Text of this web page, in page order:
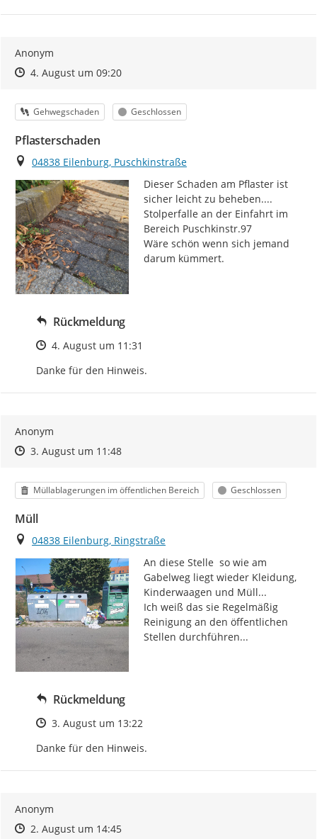
Anonym
Zeitpunkt des Erstellens
Zeitpunkt des Erstellens
4. August um 09:20Zur Äußerung
Kategorie
Gehwegschaden Status
Geschlossen
Pflasterschaden
Ort
04838 Eilenburg, Puschkinstraße
Dieser Schaden am Pflaster ist
sicher leicht zu beheben....
Stolperfalle an der Einfahrt im
Bereich Puschkinstr.97
Wäre schön wenn sich jemand
darum kümmert.
Rückmeldung
Zeitpunkt des Erstellens
4. August um 11:31
Danke für den Hinweis.
Anonym
Zeitpunkt des Erstellens
Zeitpunkt des Erstellens
3. August um 11:48Zur Äußerung
Kategorie
Müllablagerungen im öffentlichen Bereich Status
Geschlossen
Müll
Ort
04838 Eilenburg, Ringstraße
An diese Stelle  so wie am
Gabelweg liegt wieder Kleidung,
Kinderwaagen und Müll...
Ich weiß das sie Regelmäßig
Reinigung an den öffentlichen
Stellen durchführen...
Rückmeldung
Zeitpunkt des Erstellens
3. August um 13:22
Danke für den Hinweis.
Anonym
Zeitpunkt des Erstellens
Zeitpunkt des Erstellens
2. August um 14:45Zur Äußerung